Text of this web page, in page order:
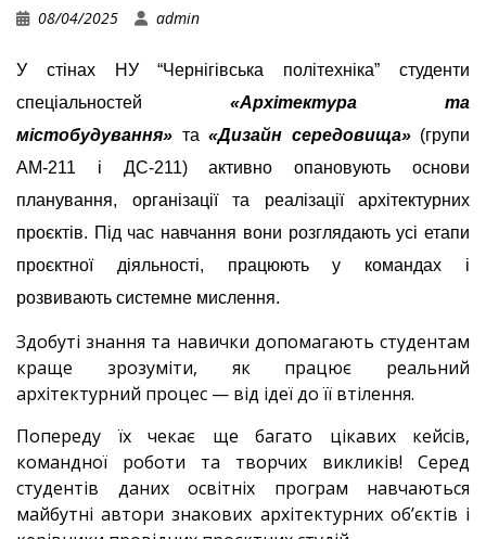
08/04/2025 admin
У стінах НУ “Чернігівська політехніка” студенти
спеціальностей «Архітектура та
містобудування» та «Дизайн середовища»(групи
АМ-211 і ДС-211) активно опановують основи
планування, організації та реалізації архітектурних
проєктів. Під час навчання вони розглядають усі етапи
проєктної діяльності, працюють у командах і
розвивають системне мислення.
Здобуті знання та навички допомагають студентам
краще зрозуміти, як працює реальний
архітектурний процес — від ідеї до її втілення.
Попереду їх чекає ще багато цікавих кейсів,
командної роботи та творчих викликів! Серед
студентів даних освітніх програм навчаються
майбутні автори знакових архітектурних об’єктів і